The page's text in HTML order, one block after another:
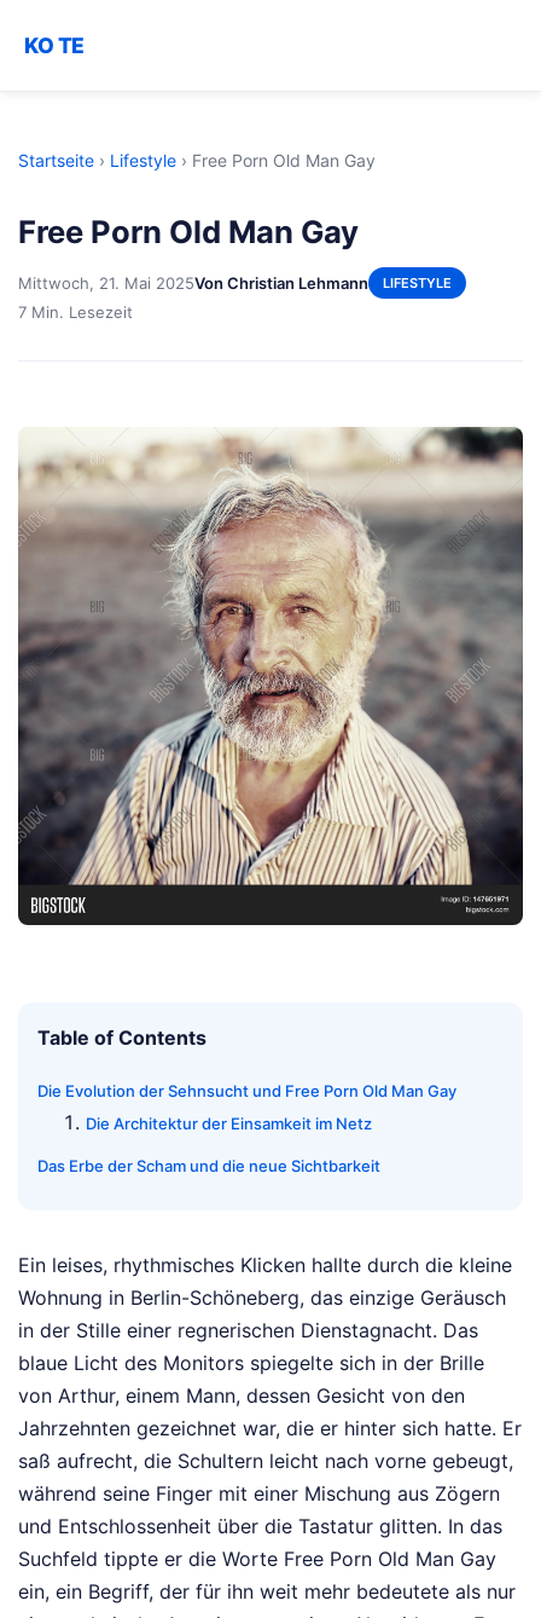
KO TE
Startseite › Lifestyle › Free Porn Old Man Gay
Free Porn Old Man Gay
Mittwoch, 21. Mai 2025Von Christian Lehmann LIFESTYLE
7 Min. Lesezeit
Table of Contents
Die Evolution der Sehnsucht und Free Porn Old Man Gay
Die Architektur der Einsamkeit im Netz
Das Erbe der Scham und die neue Sichtbarkeit
Ein leises, rhythmisches Klicken hallte durch die kleine
Wohnung in Berlin-Schöneberg, das einzige Geräusch
in der Stille einer regnerischen Dienstagnacht. Das
blaue Licht des Monitors spiegelte sich in der Brille
von Arthur, einem Mann, dessen Gesicht von den
Jahrzehnten gezeichnet war, die er hinter sich hatte. Er
saß aufrecht, die Schultern leicht nach vorne gebeugt,
während seine Finger mit einer Mischung aus Zögern
und Entschlossenheit über die Tastatur glitten. In das
Suchfeld tippte er die Worte Free Porn Old Man Gay
ein, ein Begriff, der für ihn weit mehr bedeutete als nur